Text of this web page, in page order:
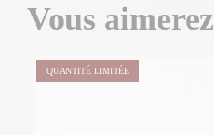
Vous
QUANTITÉ LIMITÉE